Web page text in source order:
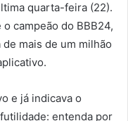
quarta-feira (22).
campeão do BBB24,
mais de um milhão
e já indicava o
entenda por